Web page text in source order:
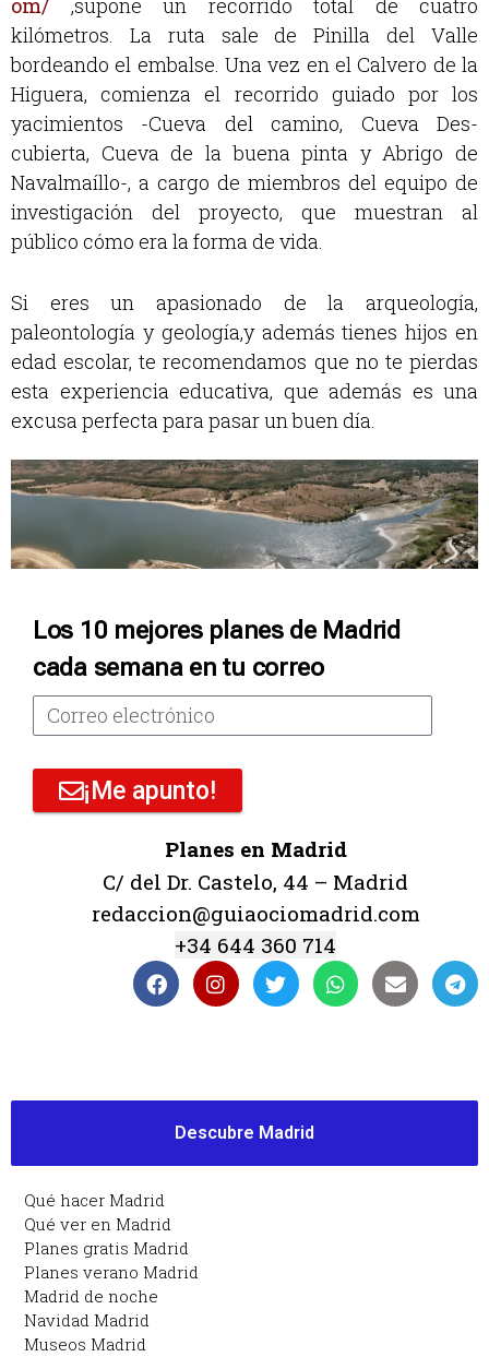
om/
,supone un recorrido total de cuatro
kilómetros. La ruta sale de Pinilla del Valle
bordeando el embalse. Una vez en el Calvero de la
Higuera, comienza el recorrido guiado por los
yacimientos -Cueva del camino, Cueva Des-
cubierta, Cueva de la buena pinta y Abrigo de
Navalmaíllo-, a cargo de miembros del equipo de
investigación del proyecto, que muestran al
público cómo era la forma de vida.
Si eres un apasionado de la arqueología,
paleontología y geología,y además tienes hijos en
edad escolar, te recomendamos que no te pierdas
esta experiencia educativa, que además es una
excusa perfecta para pasar un buen día.
Los 10 mejores planes de Madrid
cada semana en tu correo
¡Me apunto!
Planes en Madrid
C/ del Dr. Castelo, 44 – Madrid
redaccion@guiaociomadrid.com
+34 644 360 714
Descubre Madrid
Qué hacer Madrid
Qué ver en Madrid
Planes gratis Madrid
Planes verano Madrid
Madrid de noche
Navidad Madrid
Museos Madrid